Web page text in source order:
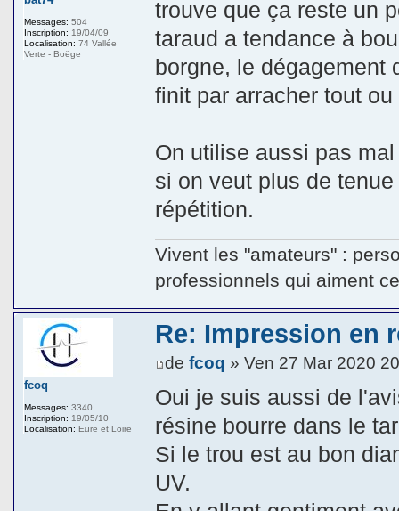
trouve que ça reste un
taraud a tendance à
borgne, le dégagement
finit par arracher tout
On utilise aussi pas
si on veut plus de
répétition.
Vivent les "amateurs" :
professionnels qui aiment
Messages: 504
Inscription: 19/04/09
Localisation: 74 Vallée
Verte - Boëge
Re: Impression en
defcoq » Ven 27 Mar 2020
Oui je suis aussi de
résine bourre dans le
Si le trou est au bon
UV.
fcoq
Messages: 3340
Inscription: 19/05/10
Localisation: Eure et Loire